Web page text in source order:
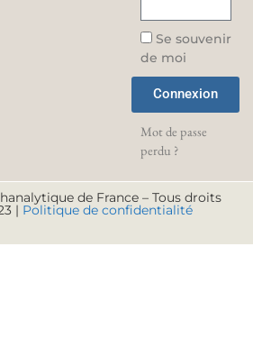
Se souvenir
de moi
Connexion
Mot de passe
perdu ?
de France – Tous droits
| Politique de confidentialité